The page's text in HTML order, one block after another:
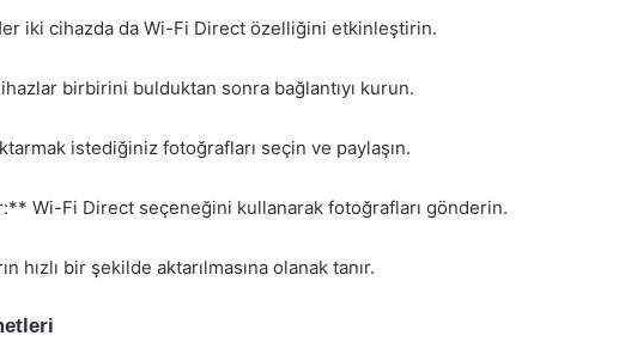
iki cihazda da Wi-Fi Direct özelliğini etkinleştirin.
birbirini bulduktan sonra bağlantıyı kurun.
istediğiniz fotoğrafları seçin ve paylaşın.
Wi-Fi Direct seçeneğini kullanarak fotoğrafları gönderin.
hızlı bir şekilde aktarılmasına olanak tanır.